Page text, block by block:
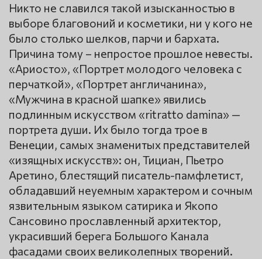
Никто не славился такой изысканностью в
выборе благовоний и косметики, ни у кого не
было столько шелков, парчи и бархата.
Причина тому – непростое прошлое невесты.
«Ариосто», «Портрет молодого человека с
перчаткой», «Портрет англичанина»,
«Мужчина в красной шапке» явились
подлинным искусством «ritratto damina» —
портрета души. Их было тогда трое в
Венеции, самых знаменитых представителей
«изящных искусств»: он, Тициан, Пьетро
Аретино, блестящий писатель-памфлетист,
обладавший неуемным характером и сочным
язвительным языком сатирика и Якопо
Сансовино прославленный архитектор,
украсивший берега Большого Канала
фасадами своих великолепных творений.